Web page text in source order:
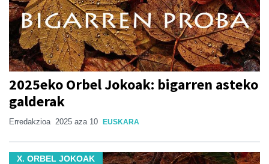
2025eko Orbel Jokoak: bigarren asteko
galderak
Erredakzioa 2025 aza 10 EUSKARA
X. ORBEL JOKOAK